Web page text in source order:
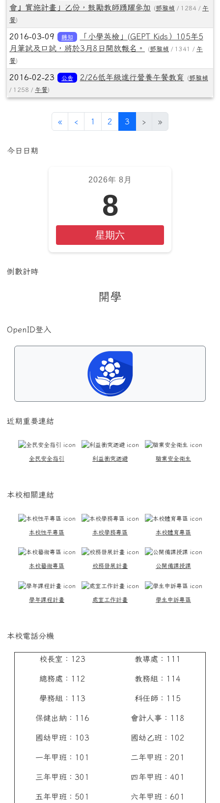
會』實施計畫」乙份，鼓勵教師踴躍參加
(鄧雅楨 / 1284 / 午
餐)
2016-03-09 轉知
「小學英檢」(GEPT Kids）105年5
月筆試及口試，將於3月8日開放報名。
(鄧雅楨 / 1341 / 午
餐)
2016-02-23 公告 2/26低年級進行營養午餐教育 (鄧雅楨
/ 1258 / 午餐)
«第一頁
‹ 上一頁
1 2 3 (目前頁次)
› »
左邊區域內容
今日日期
2026年 8月
8
星期六
倒數計時
開學
OpenID登入
近期重要連結
全民安全指引 利益衝突迴避 職業安全衛生
本校相關連結
本校性平專區 本校學務專區 本校體育專區
本校藝術專區 校務發展計畫 公開備課授課
學年課程計畫 處室工作計畫 學生申訴專區
本校電話分機
校長室：123
總務處：112
學務組：113
保健出納：116
國幼甲班：103
一年甲班：101
三年甲班：301
五年甲班：501
教導處：111
教務組：114
科任師：115
會計人事：118
國幼乙班：102
二年甲班：201
四年甲班：401
六年甲班：601